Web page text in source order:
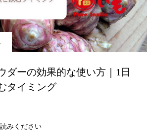
ダーの効果的な使い方｜1日
タイミング
みください